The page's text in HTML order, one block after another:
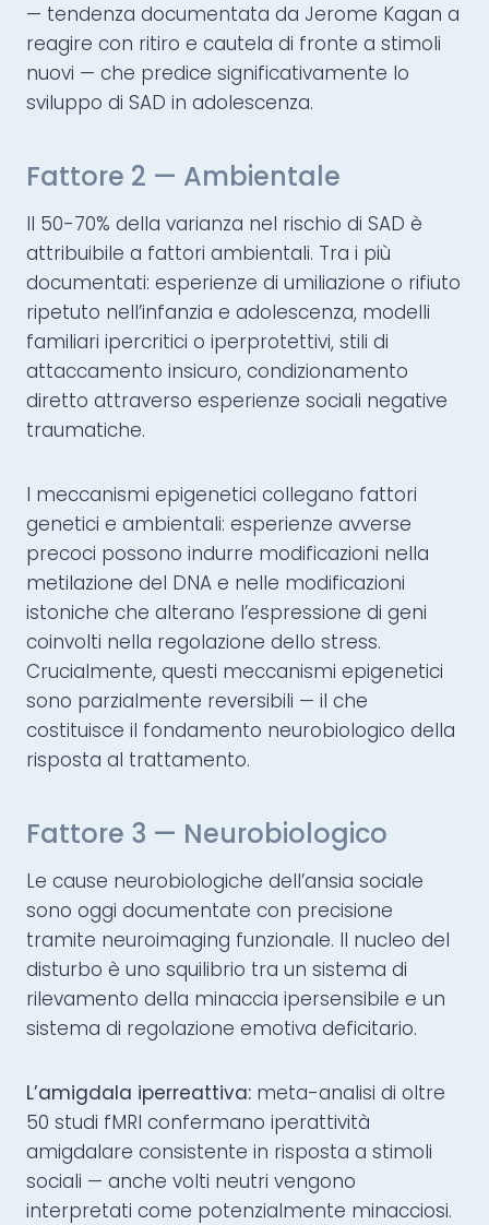
— tendenza documentata da Jerome Kagan a
reagire con ritiro e cautela di fronte a stimoli
nuovi — che predice significativamente lo
sviluppo di SAD in adolescenza.
Fattore 2 — Ambientale
Il 50-70% della varianza nel rischio di SAD è
attribuibile a fattori ambientali. Tra i più
documentati: esperienze di umiliazione o rifiuto
ripetuto nell’infanzia e adolescenza, modelli
familiari ipercritici o iperprotettivi, stili di
attaccamento insicuro, condizionamento
diretto attraverso esperienze sociali negative
traumatiche.
I meccanismi epigenetici collegano fattori
genetici e ambientali: esperienze avverse
precoci possono indurre modificazioni nella
metilazione del DNA e nelle modificazioni
istoniche che alterano l’espressione di geni
coinvolti nella regolazione dello stress.
Crucialmente, questi meccanismi epigenetici
sono parzialmente reversibili — il che
costituisce il fondamento neurobiologico della
risposta al trattamento.
Fattore 3 — Neurobiologico
Le cause neurobiologiche dell’ansia sociale
sono oggi documentate con precisione
tramite neuroimaging funzionale. Il nucleo del
disturbo è uno squilibrio tra un sistema di
rilevamento della minaccia ipersensibile e un
sistema di regolazione emotiva deficitario.
L’amigdala iperreattiva: meta-analisi di oltre
50 studi fMRI confermano iperattività
amigdalare consistente in risposta a stimoli
sociali — anche volti neutri vengono
interpretati come potenzialmente minacciosi.